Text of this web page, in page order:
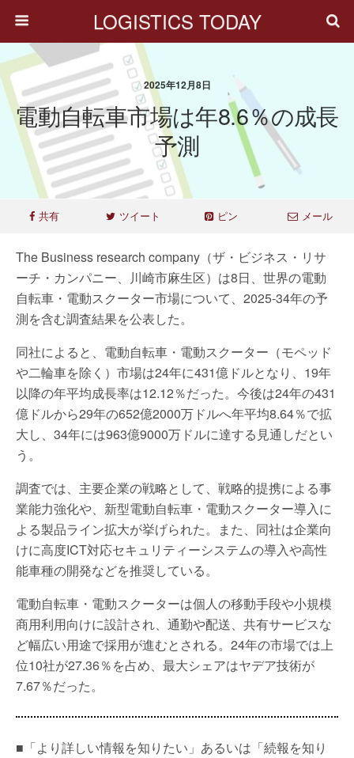
LOGISTICS TODAY
2025年12月8日
電動自転車市場は年8.6％の成長
予測
共有 ツイート ピン メール
The Business research company（ザ・ビジネス・リサ
ーチ・カンパニー、川崎市麻生区）は8日、世界の電動
自転車・電動スクーター市場について、2025-34年の予
測を含む調査結果を公表した。
同社によると、電動自転車・電動スクーター（モペッド
や二輪車を除く）市場は24年に431億ドルとなり、19年
以降の年平均成長率は12.12％だった。今後は24年の431
億ドルから29年の652億2000万ドルへ年平均8.64％で拡
大し、34年には963億9000万ドルに達する見通しだとい
う。
調査では、主要企業の戦略として、戦略的提携による事
業能力強化や、新型電動自転車・電動スクーター導入に
よる製品ライン拡大が挙げられた。また、同社は企業向
けに高度ICT対応セキュリティーシステムの導入や高性
能車種の開発などを推奨している。
電動自転車・電動スクーターは個人の移動手段や小規模
商用利用向けに設計され、通勤や配送、共有サービスな
ど幅広い用途で採用が進むとされる。24年の市場では上
位10社が27.36％を占め、最大シェアはヤデア技術が
7.67％だった。
■「より詳しい情報を知りたい」あるいは「続報を知り